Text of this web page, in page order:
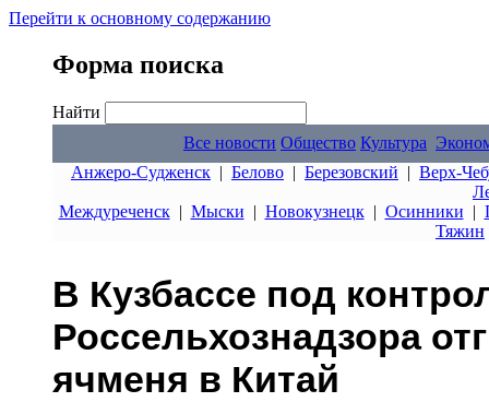
Перейти к основному содержанию
Форма поиска
Найти
Все новости Общество Культура
Анжеро-Судженск | Белово | Березовский | Верх-
Междуреченск| Мыски | Новокузнецк| Осинники |
Тяжин
В Кузбассе под
Россельхознадзора
ячменя в Китай